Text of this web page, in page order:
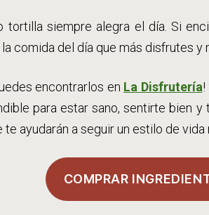
tortilla siempre alegra el día. Si
comida del día que más disfrutes y
encontrarlos en La Disfrutería
para estar sano, sentirte bien y
ayudarán a seguir un estilo de vida
COMPRAR